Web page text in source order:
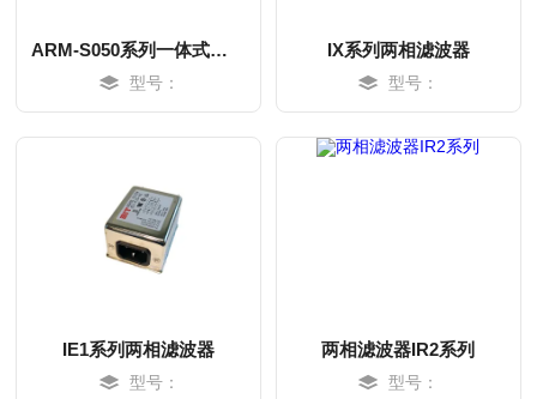
ARM-S050系列一体式距离校正电容传感器
型号：
IX系列两相滤波器
型号：
IE1系列两相滤波器
型号：
两相滤波器IR2系列
型号：